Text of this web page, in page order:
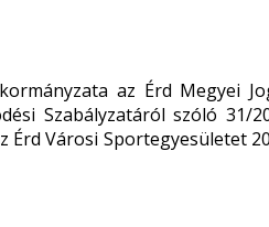
az Érd Megyei
Szabályzatáról szóló 31/
Érd Városi Sportegyesületet